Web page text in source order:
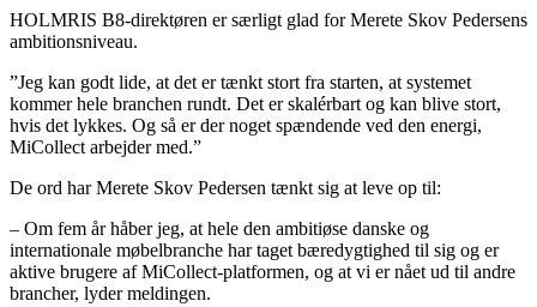
HOLMRIS B8-direktøren er særligt glad for Merete Skov Pedersens
ambitionsniveau.
”Jeg kan godt lide, at det er tænkt stort fra starten, at systemet
kommer hele branchen rundt. Det er skalérbart og kan blive stort,
hvis det lykkes. Og så er der noget spændende ved den energi,
MiCollect arbejder med.”
De ord har Merete Skov Pedersen tænkt sig at leve op til:
– Om fem år håber jeg, at hele den ambitiøse danske og
internationale møbelbranche har taget bæredygtighed til sig og er
aktive brugere af MiCollect-platformen, og at vi er nået ud til andre
brancher, lyder meldingen.